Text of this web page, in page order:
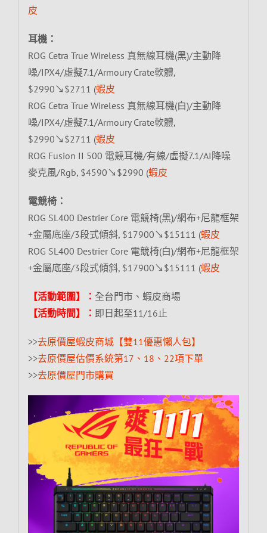
皮
耳機：
ROG Cetra True Wireless 真無線耳機(黑)/主動降
噪/IPX4/虛擬7.1/Armoury Crate軟體,
$2990↘$2711 (蝦皮
ROG Cetra True Wireless 真無線耳機(白)/主動降
噪/IPX4/虛擬7.1/Armoury Crate軟體,
$2990↘$2711 (蝦皮
ROG Fusion II 500 電競耳機/有線/虛擬7.1/AI降噪
麥克風/Rgb, $4590↘$2990 (蝦皮
電競椅：
ROG SL400 Destrier Core 電競椅(黑)/網布+尼龍框架
+金屬底座/3段式傾斜, $17900↘$15111 (蝦皮
ROG SL400 Destrier Core 電競椅(白)/網布+尼龍框架
+金屬底座/3段式傾斜, $17900↘$15111 (蝦皮
【活動範圍】： 全台門市、蝦皮商場
【活動時間】： 即日起至11/16止
>>去原價屋蝦皮商城【雙11優惠懶人包】
>>去原價屋估價系統第17、18、22項下單
>>去原價屋門市購買